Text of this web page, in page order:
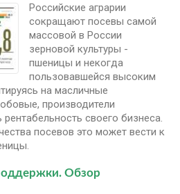
Российские аграрии
сокращают посевы самой
массовой в России
зерновой культуры -
пшеницы и некогда
пользовавшейся высоким
на масличные
производители
своего бизнеса.
посевов это может вести к
Обзор